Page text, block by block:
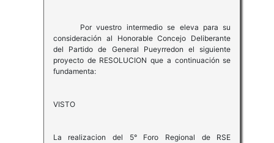
Por vuestro intermedio se eleva para su
consideración al Honorable Concejo Deliberante
del Partido de General Pueyrredon el siguiente
proyecto de RESOLUCION que a continuación se
fundamenta:
VISTO
La realizacion del 5° Foro Regional de RSE